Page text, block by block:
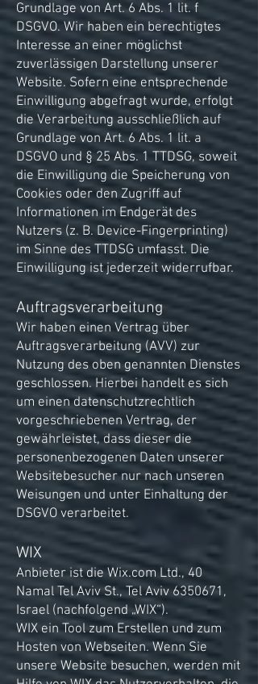
Grundlage von Art. 6 Abs. 1 lit. f
DSGVO. Wir haben ein berechtigtes
Interesse an einer möglichst
zuverlässigen Darstellung unserer
Website. Sofern eine entsprechende
Einwilligung abgefragt wurde, erfolgt
die Verarbeitung ausschließlich auf
Grundlage von Art. 6 Abs. 1 lit. a
DSGVO und § 25 Abs. 1 TTDSG, soweit
die Einwilligung die Speicherung von
Cookies oder den Zugriff auf
Informationen im Endgerät des
Nutzers (z. B. Device-Fingerprinting)
im Sinne des TTDSG umfasst. Die
Einwilligung ist jederzeit widerrufbar.
Auftragsverarbeitung
Wir haben einen Vertrag über
Auftragsverarbeitung (AVV) zur
Nutzung des oben genannten Dienstes
geschlossen. Hierbei handelt es sich
um einen datenschutzrechtlich
vorgeschriebenen Vertrag, der
gewährleistet, dass dieser die
personenbezogenen Daten unserer
Websitebesucher nur nach unseren
Weisungen und unter Einhaltung der
DSGVO verarbeitet.
WIX
Anbieter ist die Wix.com Ltd., 40
Namal Tel Aviv St., Tel Aviv 6350671 ,
Israel (nachfolgend „WIX“).
WIX ein Tool zum Erstellen und zum
Hosten von Webseiten. Wenn Sie
unsere Website besuchen, werden mit